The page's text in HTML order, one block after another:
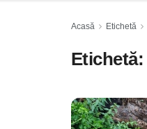
Acasă Etichetă
Etichetă: